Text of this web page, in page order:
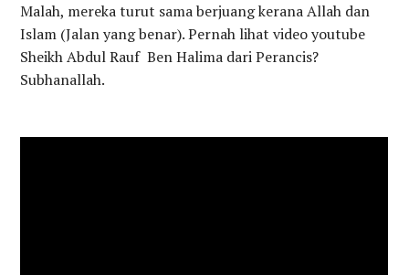
Malah, mereka turut sama berjuang kerana Allah dan
Islam (Jalan yang benar). Pernah lihat video youtube
Sheikh Abdul Rauf Ben Halima dari Perancis?
Subhanallah.